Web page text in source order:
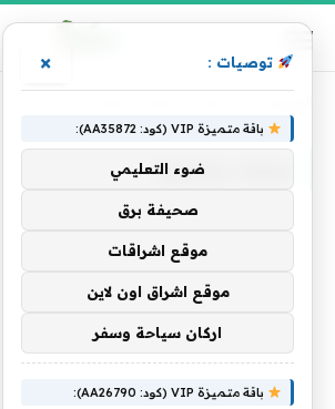
عملات مشفرة
توصيات : ×
باقة متميزة VIP (كود: AA35872):
ضوء التعليمي
صحيفة برق
موقع اشراقات
موقع اشراق اون لاين
اركان سياحة وسفر
باقة متميزة VIP (كود: AA26790):